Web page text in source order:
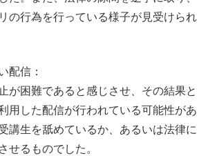
の行為を行っている様子が見受けられ
配信：
が困難であると感じさせ、その結果と
用した配信が行われている可能性があ
講生を舐めているか、あるいは法律に
せるものでした。